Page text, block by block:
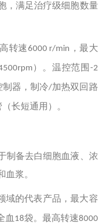
，满足治疗级细胞数量
转速6000 r/min ，最大
）。温控范围 -2
器，制冷/加热双回路
长短通用）。
制备去白细胞血液、浓
血浆。
域的代表产品，最大容
血18袋。最高转速8000